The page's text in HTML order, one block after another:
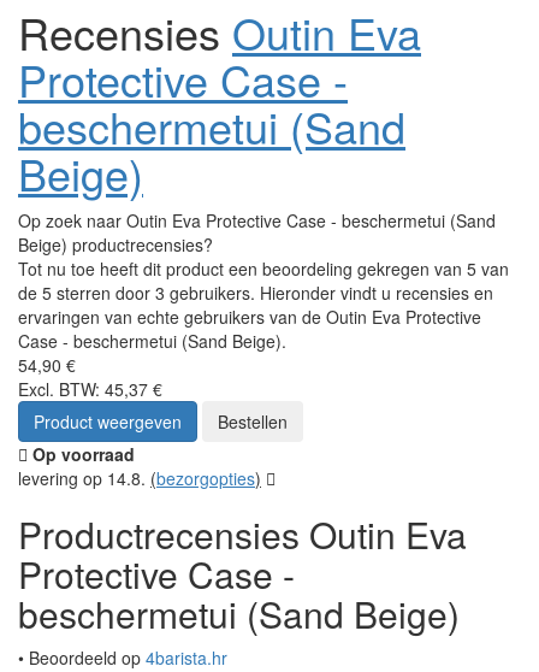
Recensies Outin Eva
Protective Case -
beschermetui (Sand
Beige)
Op zoek naar Outin Eva Protective Case - beschermetui (Sand
Beige) productrecensies?
Tot nu toe heeft dit product een beoordeling gekregen van 5 van
de 5 sterren door 3 gebruikers. Hieronder vindt u recensies en
ervaringen van echte gebruikers van de Outin Eva Protective
Case - beschermetui (Sand Beige).
54,90 €
Excl. BTW: 45,37 €
Product weergeven
Bestellen
Op voorraad
levering op 14.8. (bezorgopties)
Productrecensies Outin Eva
Protective Case -
beschermetui (Sand Beige)
• Beoordeeld op 4barista.hr